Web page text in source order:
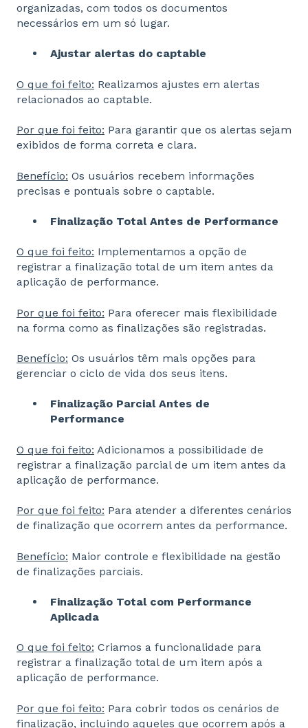
organizadas, com todos os documentos
necessários em um só lugar.
Ajustar alertas do captable
O que foi feito: Realizamos ajustes em alertas
relacionados ao captable.
Por que foi feito: Para garantir que os alertas sejam
exibidos de forma correta e clara.
Benefício: Os usuários recebem informações
precisas e pontuais sobre o captable.
Finalização Total Antes de Performance
O que foi feito: Implementamos a opção de
registrar a finalização total de um item antes da
aplicação de performance.
Por que foi feito: Para oferecer mais flexibilidade
na forma como as finalizações são registradas.
Benefício: Os usuários têm mais opções para
gerenciar o ciclo de vida dos seus itens.
Finalização Parcial Antes de
Performance
O que foi feito: Adicionamos a possibilidade de
registrar a finalização parcial de um item antes da
aplicação de performance.
Por que foi feito: Para atender a diferentes cenários
de finalização que ocorrem antes da performance.
Benefício: Maior controle e flexibilidade na gestão
de finalizações parciais.
Finalização Total com Performance
Aplicada
O que foi feito: Criamos a funcionalidade para
registrar a finalização total de um item após a
aplicação de performance.
Por que foi feito: Para cobrir todos os cenários de
finalização, incluindo aqueles que ocorrem após a